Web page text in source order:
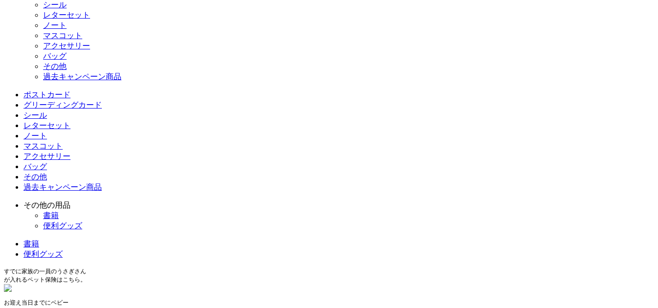
シール
レターセット
ノート
マスコット
アクセサリー
バッグ
その他
過去キャンペーン商品
ポストカード
グリーディングカード
シール
レターセット
ノート
マスコット
アクセサリー
バッグ
その他
過去キャンペーン商品
その他の用品
書籍
便利グッズ
書籍
便利グッズ
すでに家族の一員のうさぎさん
が入れるペット保険はこちら。
お迎え当日までにベビー